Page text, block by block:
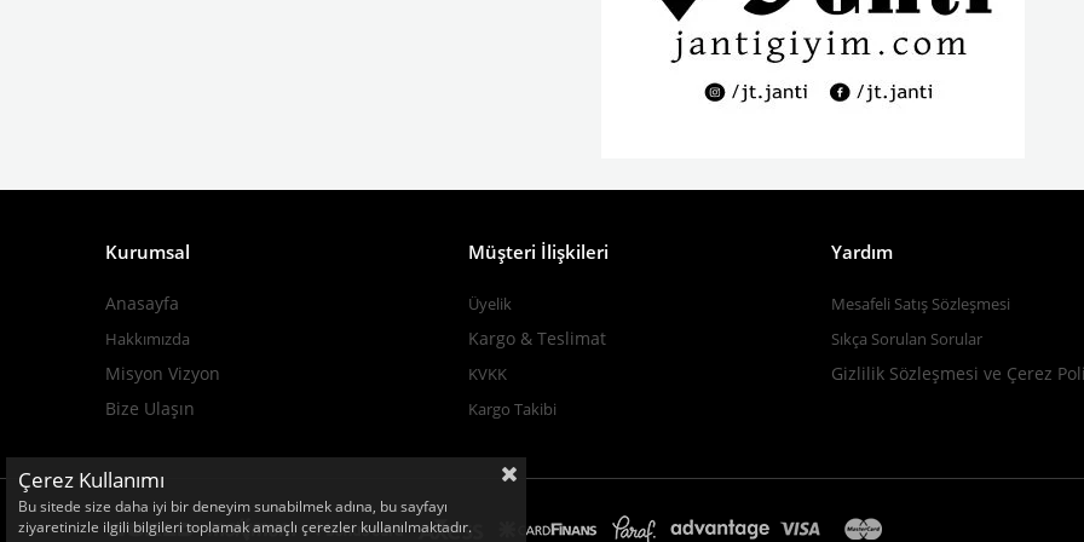
Kurumsal
Anasayfa
Hakkımızda
Misyon Vizyon
Bize Ulaşın
Müşteri İlişkileri
Üyelik
Kargo & Teslimat
KVKK
Kargo Takibi
Yardım
Mesafeli Satış Sözleşmesi
Sıkça Sorulan Sorular
Gizlilik Sözleşmesi ve Çerez
Çerez Kullanımı
Bu sitede size daha iyi bir deneyim sunabilmek adına, bu sayfayı
ziyaretinizle ilgili bilgileri toplamak amaçlı çerezler kullanılmaktadır.